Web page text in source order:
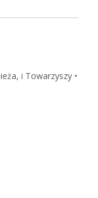
i Towarzyszy •